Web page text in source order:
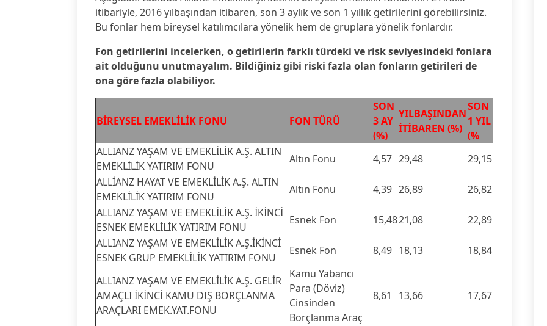
itibariyle, 2016 yılbaşından itibaren, son 3 aylık ve son 1 yıllık getirilerini görebilirsiniz.
Bu fonlar hem bireysel katılımcılara yönelik hem de gruplara yönelik fonlardır.
Fon getirilerini incelerken, o getirilerin farklı türdeki ve risk seviyesindeki fonlara
ait olduğunu unutmayalım. Bildiğiniz gibi riski fazla olan fonların getirileri de
ona göre fazla olabiliyor.
BİREYSEL EMEKLİLİK FONU FON TÜRÜ
SON
3 AY
(%)
YILBAŞINDAN
İTİBAREN (%)
SON
1 YIL
(%
ALLIANZ YAŞAM VE EMEKLİLİK A.Ş. ALTIN
EMEKLİLİK YATIRIM FONU
Altın Fonu 4,57 29,48
29,15
ALLİANZ HAYAT VE EMEKLİLİK A.Ş. ALTIN
EMEKLİLİK YATIRIM FONU
Altın Fonu 4,39 26,89
26,82
ALLIANZ YAŞAM VE EMEKLİLİK A.Ş. İKİNCİ
ESNEK EMEKLİLİK YATIRIM FONU
Esnek Fon 15,4821,08
22,89
ALLIANZ YAŞAM VE EMEKLİLİK A.Ş.İKİNCİ
ESNEK GRUP EMEKLİLİK YATIRIM FONU
Esnek Fon 8,49 18,13 18,84
ALLIANZ YAŞAM VE EMEKLİLİK A.Ş. GELİR
AMAÇLI İKİNCİ KAMU DIŞ BORÇLANMA
ARAÇLARI EMEK.YAT.FONU
Kamu Yabancı
Para (Döviz)
Cinsinden
Borçlanma Araç
8,61 13,66 17,67